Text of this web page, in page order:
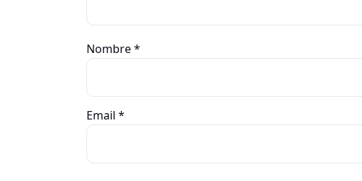
Nombre*
Email *